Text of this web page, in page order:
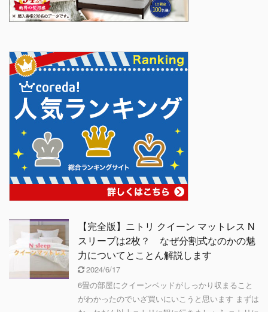
【完全版】ニトリ クイーン マットレス N
スリープは2枚？ なぜ分割式なのかの魅
力についてとことん解説します
2024/6/17
6畳の部屋にクイーンベッドがしっかり収まること
がわかったのでいざ買いにいこうと思います まずは